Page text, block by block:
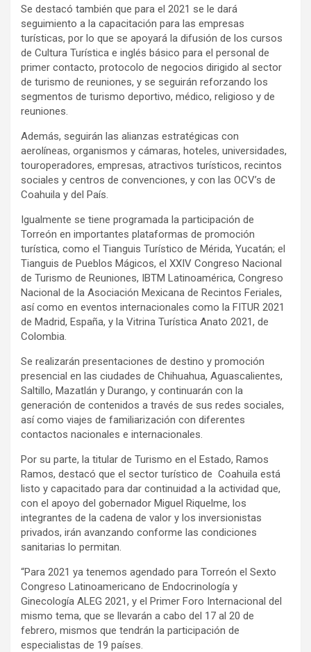
Se destacó también que para el 2021 se le dará
seguimiento a la capacitación para las empresas
turísticas, por lo que se apoyará la difusión de los cursos
de Cultura Turística e inglés básico para el personal de
primer contacto, protocolo de negocios dirigido al sector
de turismo de reuniones, y se seguirán reforzando los
segmentos de turismo deportivo, médico, religioso y de
reuniones.
Además, seguirán las alianzas estratégicas con
aerolíneas, organismos y cámaras, hoteles, universidades,
touroperadores, empresas, atractivos turísticos, recintos
sociales y centros de convenciones, y con las OCV’s de
Coahuila y del País.
Igualmente se tiene programada la participación de
Torreón en importantes plataformas de promoción
turística, como el Tianguis Turístico de Mérida, Yucatán; el
Tianguis de Pueblos Mágicos, el XXIV Congreso Nacional
de Turismo de Reuniones, IBTM Latinoamérica, Congreso
Nacional de la Asociación Mexicana de Recintos Feriales,
así como en eventos internacionales como la FITUR 2021
de Madrid, España, y la Vitrina Turística Anato 2021, de
Colombia.
Se realizarán presentaciones de destino y promoción
presencial en las ciudades de Chihuahua, Aguascalientes,
Saltillo, Mazatlán y Durango, y continuarán con la
generación de contenidos a través de sus redes sociales,
así como viajes de familiarización con diferentes
contactos nacionales e internacionales.
Por su parte, la titular de Turismo en el Estado, Ramos
Ramos, destacó que el sector turístico de Coahuila está
listo y capacitado para dar continuidad a la actividad que,
con el apoyo del gobernador Miguel Riquelme, los
integrantes de la cadena de valor y los inversionistas
privados, irán avanzando conforme las condiciones
sanitarias lo permitan.
“Para 2021 ya tenemos agendado para Torreón el Sexto
Congreso Latinoamericano de Endocrinología y
Ginecología ALEG 2021, y el Primer Foro Internacional del
mismo tema, que se llevarán a cabo del 17 al 20 de
febrero, mismos que tendrán la participación de
especialistas de 19 países.